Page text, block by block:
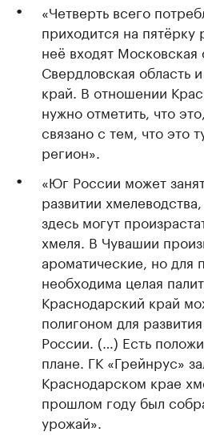
«Четверть всего
приходится на
неё входят Московская
Свердловская область
край. В отношении
нужно отметить, что
связано с тем, что это
регион».
«Юг России может
развитии
здесь могут
хмеля. В Чувашии
ароматические, но для
необходима целая
Краснодарский край
полигоном для
России. (…) Есть
плане. ГК «Грейнрус»
Краснодарском крае
прошлом году был
урожай».